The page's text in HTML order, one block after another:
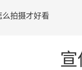
么拍摄才好看